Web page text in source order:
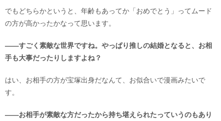
でもどちらかというと、年齢もあってか「おめでとう」ってムード
の方が高かったかなって思います。
――すごく素敵な世界ですね。やっぱり推しの結婚となると、お相
手も大事だったりしますよね？
はい、お相手の方が宝塚出身だなんて、お似合いで漫画みたいで
す。
――お相手が素敵な方だったから持ち堪えられたっていうのもあり